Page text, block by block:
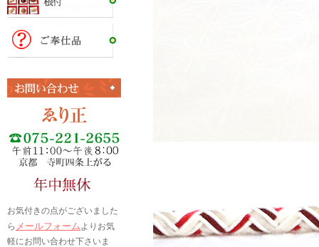
お気付きの点がございました
ら メールフォームよりお気
軽にお問い合わせ下さいま